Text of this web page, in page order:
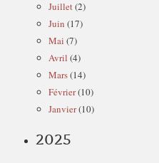
Juillet(2)
Juin (17)
Mai (7)
Avril (4)
Mars(14)
Février(10)
Janvier(10)
2025